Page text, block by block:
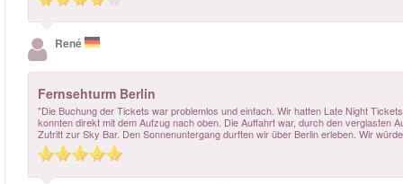
René
Fernsehturm Berlin
"Die Buchung der Tickets war problemlos und einfach. Wir hatten Late Night
konnten direkt mit dem Aufzug nach oben. Die Auffahrt war, durch den verglasten
Zutritt zur Sky Bar. Den Sonnenuntergang durften wir über Berlin erleben. Wir